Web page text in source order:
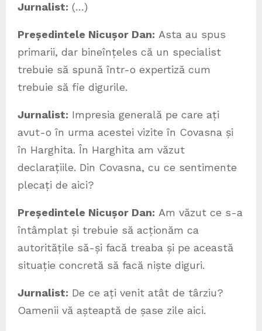
Jurnalist: (…)
Președintele Nicușor Dan: Asta au spus
primarii, dar bineînțeles că un specialist
trebuie să spună într-o expertiză cum
trebuie să fie digurile.
Jurnalist: Impresia generală pe care ați
avut-o în urma acestei vizite în Covasna și
în Harghita. În Harghita am văzut
declarațiile. Din Covasna, cu ce sentimente
plecați de aici?
Președintele Nicușor Dan: Am văzut ce s-a
întâmplat și trebuie să acționăm ca
autoritățile să-și facă treaba și pe această
situație concretă să facă niște diguri.
Jurnalist: De ce ați venit atât de târziu?
Oamenii vă așteaptă de șase zile aici.